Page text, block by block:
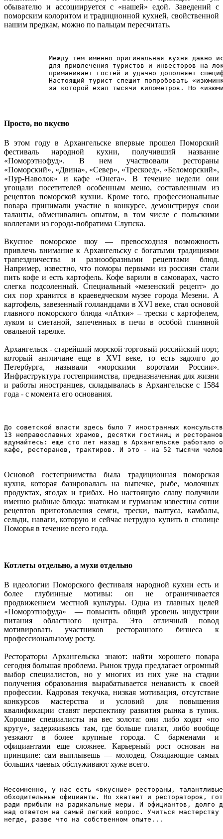
обывателю и ассоциируется с «нашей» едой. Заведений с
поморским колоритом и традиционной кухней, свойственной
нашим предкам, можно по пальцам пересчитать.
Между тем именно оригинальная кухня давно
для привлечения туристов и инвесторов на
приманивает гостей и удачно дополняет
Настоящий турист спешит попробовать
за которой ехал тысячи километров. Но
Просто, но вкусно
В этом году в Архангельске впервые прошел Поморский
фестиваль народной кухни, получивший название
«Поморэтнофуд». В нем участвовали рестораны
«Поморский», «Двина», «Север», «Трескоед», «Беломорский»,
«Пур-Наволок» и кафе «Онега». В течение недели они
угощали посетителей особенным меню, составленным из
рецептов поморской кухни. Кроме того, профессиональные
повара принимали участие в конкурсе, демонстрируя свои
таланты, обменивались опытом, в том числе с польскими
коллегами из города-побратима Слупска.
Вкусное поморское шоу — превосходная возможность
привлечь внимание к Архангельску с богатыми традициями
трапездничества и разнообразными рецептами блюд.
Например, известно, что поморы первыми из россиян стали
пить кофе и есть картофель. Кофе варили в самоварах, часто
слегка подсоленный. Специальный «мезенский рецепт» до
сих пор хранится в краеведческом музее города Мезени. А
картофель, завезенный голландцами в XVI веке, стал основой
главного поморского блюда «лАтки» – трески с картофелем,
луком и сметаной, запеченных в печи в особой глиняной
овальной тарелке.
Архангельск - старейший морской торговый российский порт,
который англичане еще в XVI веке, то есть задолго до
Петербурга, называли «морскими воротами России».
Инфраструктура гостеприимства, предназначенная для жизни
и работы иностранцев, складывалась в Архангельске с 1584
года - с момента его основания.
До советской власти здесь было 7 иностранных
13 неправославных храмов, десятки гостиниц и
вдумайтесь: еще сто лет назад в Архангельске работало
кафе, ресторанов, трактиров. И это - на 52 тысячи
Основой гостеприимства была традиционная поморская
кухня, которая базировалась на выпечке, рыбе, молочных
продуктах, ягодах и грибах. Но настоящую славу получили
именно рыбные блюда: знатокам и гурманам известны сотни
рецептов приготовления семги, трески, палтуса, камбалы,
сельди, наваги, которую и сейчас нетрудно купить в столице
Поморья в течение всего года.
Котлеты отдельно, а мухи отдельно
В идеологии Поморского фестиваля народной кухни есть и
более глубинные мотивы: он не ограничивается
продвижением местной культуры. Одна из главных целей
«Поморэтнофуда» — повысить общий уровень индустрии
питания областного центра. Это отличный повод
мотивировать участников ресторанного бизнеса к
профессиональному росту.
Рестораторы Архангельска знают: найти хорошего повара
сегодня большая проблема. Рынок труда предлагает огромный
выбор специалистов, но у многих из них уже на стадии
получения образования вырабатывается ненависть к своей
профессии. Кадровая текучка, низкая мотивация, отсутствие
конкурсов мастерства и условий для повышения
квалификации ставят перспективу развития рынка в тупик.
Хорошие специалисты на вес золота: они либо ходят «по
кругу», задерживаясь там, где больше платят, либо вообще
уезжают в более крупные города. С барменами и
официантами еще сложнее. Карьерный рост основан на
принципе: сам выплывешь — молодец. Ожидающие самых
больших чаевых обслуживают хуже всего.
Несомненно, у нас есть «вкусные» рестораны,
обходительные официанты. Но хватает и рестораторов,
ради прибыли на радикальные меры. И официантов, долго
над ответом на самый легкий вопрос. Учиться
негде, разве что на собственном опыте...